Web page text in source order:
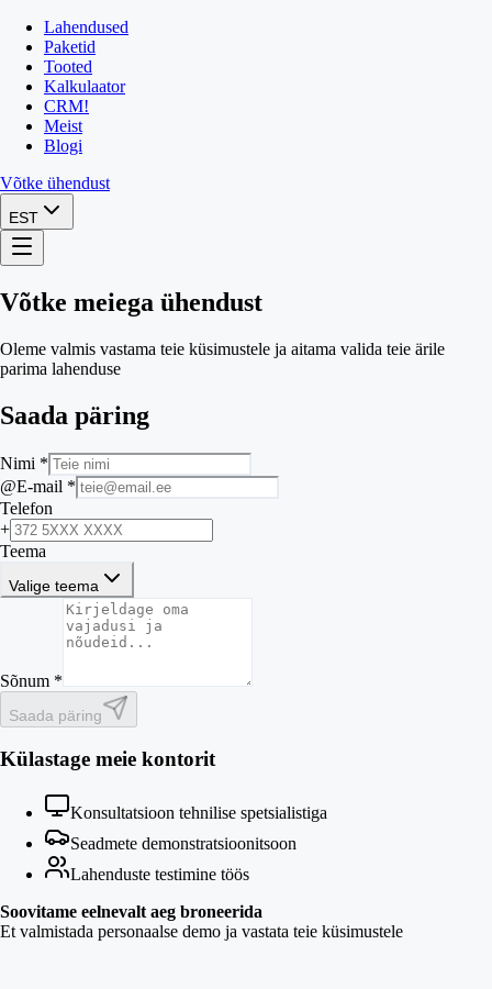
Lahendused
Paketid
Tooted
Kalkulaator
CRM!
Meist
Blogi
Võtke ühendust
EST
Võtke meiega ühendust
Oleme valmis vastama teie küsimustele ja aitama valida teie ärile
parima lahenduse
Saada päring
Nimi *
@E-mail *
Telefon
+
Teema
Valige teema
Sõnum *
Saada päring
Külastage meie kontorit
Konsultatsioon tehnilise spetsialistiga
Seadmete demonstratsioonitsoon
Lahenduste testimine töös
Soovitame eelnevalt aeg broneerida
Et valmistada personaalse demo ja vastata teie küsimustele